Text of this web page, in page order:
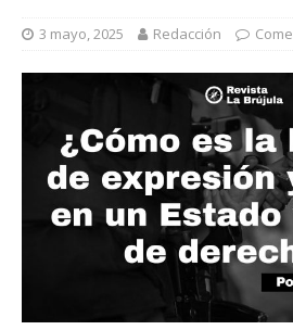
3 mayo, 2025 Redacción